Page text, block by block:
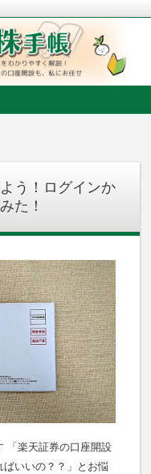
帳
基本をわかりやすく解説
の口座開設も、私にお任
う！ログインか
た！
「楽天証券の口座開設
いいの？？」とお悩